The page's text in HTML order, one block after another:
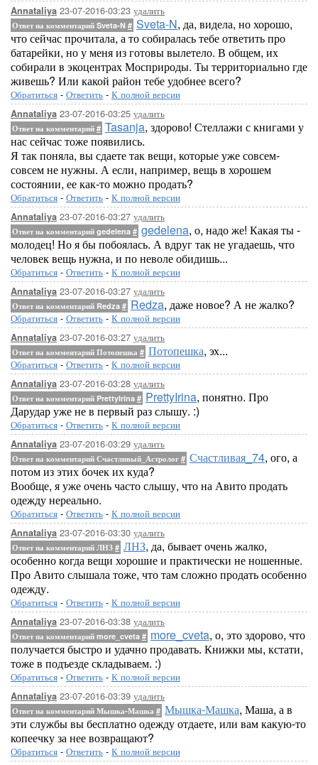
Annataliya 23-07-2016-03:23 удалить
Ответ на комментарий Sveta-N # Sveta-N, да, видела, но хорошо,
что сейчас прочитала, а то собиралась тебе ответить про
батарейки, но у меня из готовы вылетело. В общем, их
собирали в экоцентрах Мосприроды. Ты территориально где
живешь? Или какой район тебе удобнее всего?
Обратиться - Ответить - К полной версии
Annataliya 23-07-2016-03:25 удалить
Ответ на комментарий # Tasanja, здорово! Стеллажи с книгами у
нас сейчас тоже появились.
Я так поняла, вы сдаете так вещи, которые уже совсем-
совсем не нужны. А если, например, вещь в хорошем
состоянии, ее как-то можно продать?
Обратиться - Ответить - К полной версии
Annataliya 23-07-2016-03:27 удалить
Ответ на комментарий gedelena # gedelena, о, надо же! Какая ты -
молодец! Но я бы побоялась. А вдруг так не угадаешь, что
человек вещь нужна, и по неволе обидишь...
Обратиться - Ответить - К полной версии
Annataliya 23-07-2016-03:27 удалить
Ответ на комментарий Redza # Redza, даже новое? А не жалко?
Обратиться - Ответить - К полной версии
Annataliya 23-07-2016-03:27 удалить
Ответ на комментарий Потопешка # Потопешка, эх...
Обратиться - Ответить - К полной версии
Annataliya 23-07-2016-03:28 удалить
Ответ на комментарий PrettyIrina # PrettyIrina, понятно. Про
Дарудар уже не в первый раз слышу. :)
Обратиться - Ответить - К полной версии
Annataliya 23-07-2016-03:29 удалить
Ответ на комментарий Счастливый_Астролог # Счастливая_74, ого, а
потом из этих бочек их куда?
Вообще, я уже очень часто слышу, что на Авито продать
одежду нереально.
Обратиться - Ответить - К полной версии
Annataliya 23-07-2016-03:30 удалить
Ответ на комментарий ЛНЗ # ЛНЗ, да, бывает очень жалко,
особенно когда вещи хорошие и практически не ношенные.
Про Авито слышала тоже, что там сложно продать особенно
одежду.
Обратиться - Ответить - К полной версии
Annataliya 23-07-2016-03:38 удалить
Ответ на комментарий more_cveta # more_cveta, о, это здорово, что
получается быстро и удачно продавать. Книжки мы, кстати,
тоже в подъезде складываем. :)
Обратиться - Ответить - К полной версии
Annataliya 23-07-2016-03:39 удалить
Ответ на комментарий Мышка-Машка # Мышка-Машка, Маша, а в
эти службы вы бесплатно одежду отдаете, или вам какую-то
копеечку за нее возвращают?
Обратиться - Ответить - К полной версии